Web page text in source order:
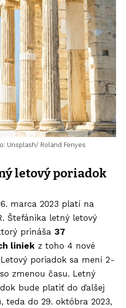
Unsplash/ Roland Fenyes
letový poriadok
marca 2023 platí na
Štefánika letný letový
prináša 37
liniek z toho 4 nové
poriadok sa mení 2-
zmenou času. Letný
bude platiť do ďalšej
teda do 29. októbra 2023,